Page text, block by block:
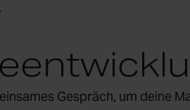
Gespräch, um deine